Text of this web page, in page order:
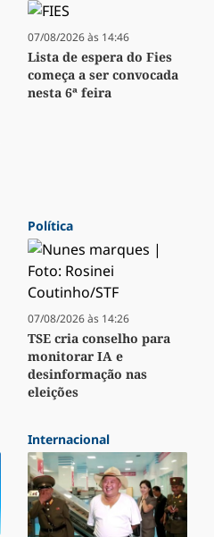
07/08/2026 às 14:46
Lista de espera do Fies
começa a ser convocada
nesta 6ª feira
Política
07/08/2026 às 14:26
TSE cria conselho para
monitorar IA e
desinformação nas
eleições
Internacional